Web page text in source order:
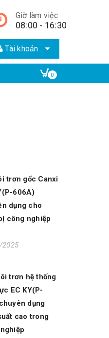
Giờ làm việc
08:00 - 16:30
Tài khoản
| ECO ONE CHEM
0
trơn gốc Canxi
606A)
dụng cho
công nghiệp
trơn hệ thống
EC KY(P-
dụng
cao trong